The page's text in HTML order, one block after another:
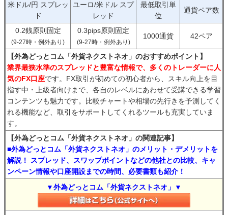
米ドル/円 スプレッ
ド
ユーロ/米ドル スプ
レッド
最低取引単
位
通貨ペア数
0.2銭原則固定
(9-27時・例外あり)
0.3pips原則固定
(9-27時・例外あり)
1000通貨 42ペア
【外為どっとコム「外貨ネクストネオ」のおすすめポイント】
業界最狭水準のスプレッドと豊富な情報で、多くのトレーダーに人
気のFX口座です。FX取引が初めての初心者から、スキル向上を目
指す中・上級者向けまで、各自のレベルにあわせて受講できる学習
コンテンツも魅力です。比較チャートや相場の先行きを予測してく
れる機能など、取引をサポートしてくれるツールも充実していま
す。
【外為どっとコム「外貨ネクストネオ」の関連記事】
■外為どっとコム「外貨ネクストネオ」のメリット・デメリットを
解説！ スプレッド、スワップポイントなどの他社との比較、キャ
ンペーン情報や口座開設までの時間、必要書類も紹介！
▼外為どっとコム「外貨ネクストネオ」▼